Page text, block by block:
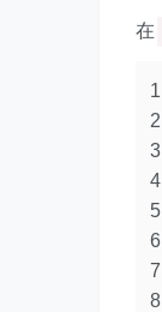
在
1
2
3
4
5
6
7
8